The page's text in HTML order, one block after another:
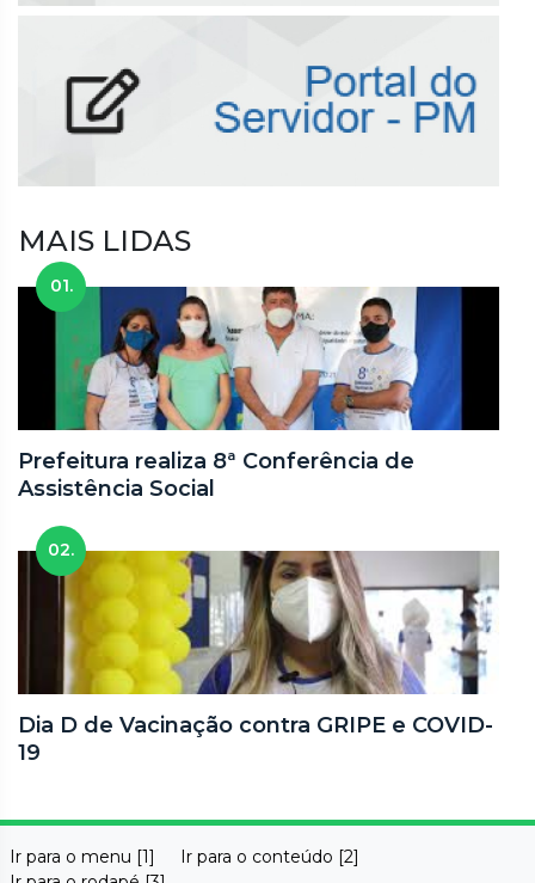
MAIS LIDAS
01.
Prefeitura realiza 8ª Conferência de
Assistência Social
02.
Dia D de Vacinação contra GRIPE e COVID-
19
Ir para o menu [1]
Ir para o conteúdo [2]